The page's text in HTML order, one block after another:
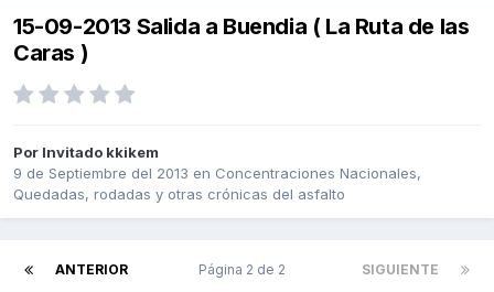
15-09-2013 Salida a Buendia ( La Ruta de las
Caras )
Por Invitado kkikem
9 de Septiembre del 2013 en Concentraciones Nacionales,
Quedadas, rodadas y otras crónicas del asfalto
ANTERIOR SIGUIENTE
Página 2 de 2